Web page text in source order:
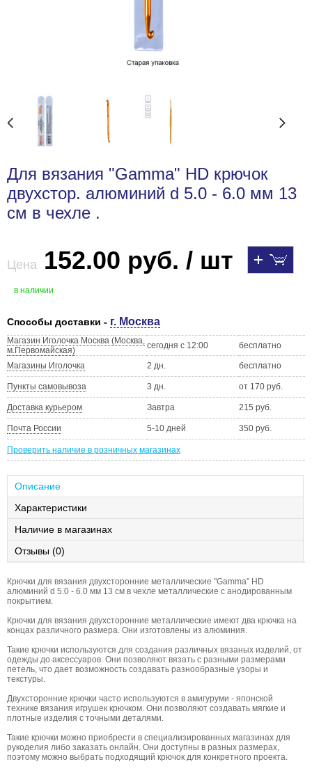
Для вязания "Gamma" HD крючок
двухстор. алюминий d 5.0 - 6.0 мм 13
см в чехле .
Цена 152.00 руб. / шт
в наличии
Способы доставки - г. Москва
Магазин Иголочка Москва (Москва,
м.Первомайская)
сегодня с 12:00 бесплатно
Магазины Иголочка 2 дн. бесплатно
Пункты самовывоза 3 дн. от 170 руб.
Доставка курьером Завтра 215 руб.
Почта России 5-10 дней 350 руб.
Проверить наличие в розничных магазинах
Описание
Характеристики
Наличие в магазинах
Отзывы (0)
Крючки для вязания двухсторонние металлические "Gamma" HD
алюминий d 5.0 - 6.0 мм 13 см в чехле металлические с анодированным
покрытием.
Крючки для вязания двухсторонние металлические имеют два крючка на
концах различного размера. Они изготовлены из алюминия.
Такие крючки используются для создания различных вязаных изделий, от
одежды до аксессуаров. Они позволяют вязать с разными размерами
петель, что дает возможность создавать разнообразные узоры и
текстуры.
Двухсторонние крючки часто используются в амигуруми - японской
технике вязания игрушек крючком. Они позволяют создавать мягкие и
плотные изделия с точными деталями.
Такие крючки можно приобрести в специализированных магазинах для
рукоделия либо заказать онлайн. Они доступны в разных размерах,
поэтому можно выбрать подходящий крючок для конкретного проекта.